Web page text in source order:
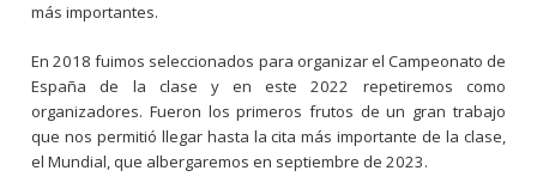
más importantes.
En 2018 fuimos seleccionados para organizar el Campeonato de
España de la clase y en este 2022 repetiremos como
organizadores. Fueron los primeros frutos de un gran trabajo
que nos permitió llegar hasta la cita más importante de la clase,
el Mundial, que albergaremos en septiembre de 2023.